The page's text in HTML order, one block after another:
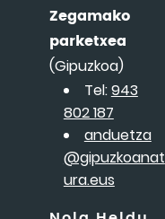
Zegamako
parketxea
(Gipuzkoa)
Tel:943
802 187
anduetza
@gipuzkoanat
ura.eus